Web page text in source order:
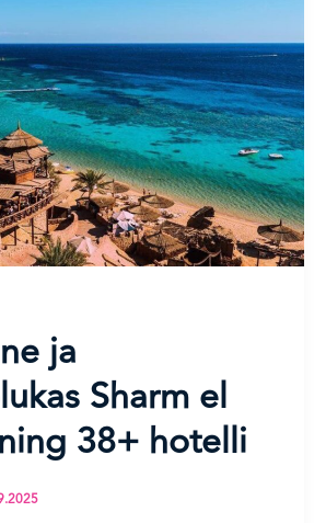
ja
Sharm el
38+ hotelli